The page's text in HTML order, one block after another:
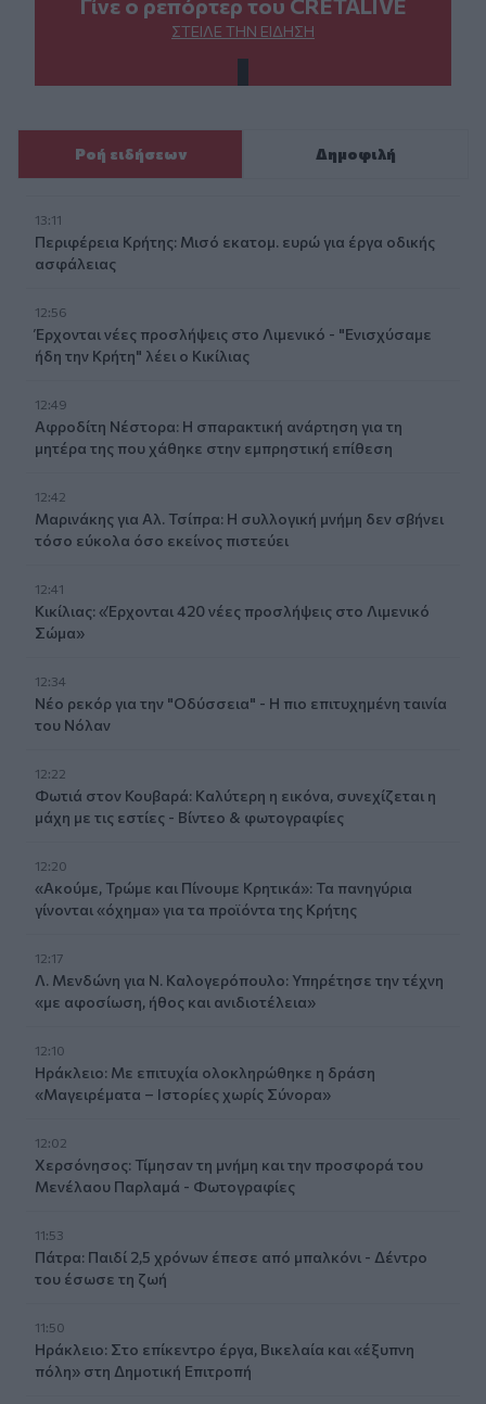
Γίνε ο ρεπόρτερ του CRETALIVE
ΣΤΕΊΛΕ ΤΗΝ ΕΊΔΗΣΗ
Ροή ειδήσεων Δημοφιλή
13:11
Περιφέρεια Κρήτης: Μισό εκατομ. ευρώ για έργα οδικής
ασφάλειας
12:56
Έρχονται νέες προσλήψεις στο Λιμενικό - "Ενισχύσαμε
ήδη την Κρήτη" λέει ο Κικίλιας
12:49
Αφροδίτη Νέστορα: Η σπαρακτική ανάρτηση για τη
μητέρα της που χάθηκε στην εμπρηστική επίθεση
12:42
Μαρινάκης για Αλ. Τσίπρα: Η συλλογική μνήμη δεν σβήνει
τόσο εύκολα όσο εκείνος πιστεύει
12:41
Κικίλιας: «Έρχονται 420 νέες προσλήψεις στο Λιμενικό
Σώμα»
12:34
Νέο ρεκόρ για την "Οδύσσεια" - Η πιο επιτυχημένη ταινία
του Νόλαν
12:22
Φωτιά στον Κουβαρά: Καλύτερη η εικόνα, συνεχίζεται η
μάχη με τις εστίες - Βίντεο & φωτογραφίες
12:20
«Ακούμε, Τρώμε και Πίνουμε Κρητικά»: Τα πανηγύρια
γίνονται «όχημα» για τα προϊόντα της Κρήτης
12:17
Λ. Μενδώνη για Ν. Καλογερόπουλο: Υπηρέτησε την τέχνη
«με αφοσίωση, ήθος και ανιδιοτέλεια»
12:10
Ηράκλειο: Με επιτυχία ολοκληρώθηκε η δράση
«Μαγειρέματα – Ιστορίες χωρίς Σύνορα»
12:02
Χερσόνησος: Τίμησαν τη μνήμη και την προσφορά του
Μενέλαου Παρλαμά - Φωτογραφίες
11:53
Πάτρα: Παιδί 2,5 χρόνων έπεσε από μπαλκόνι - Δέντρο
του έσωσε τη ζωή
11:50
Ηράκλειο: Στο επίκεντρο έργα, Βικελαία και «έξυπνη
πόλη» στη Δημοτική Επιτροπή